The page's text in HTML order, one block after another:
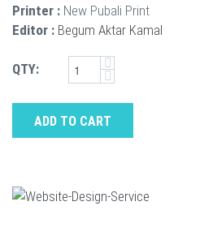
Printer : New Pubali Print
Editor : Begum Aktar Kamal
QTY:
ADD TO CART